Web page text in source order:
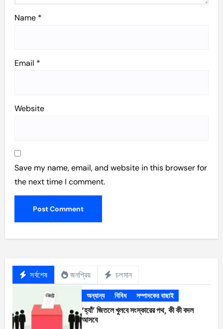
Name *
Email *
Website
Save my name, email, and website in this browser for
the next time I comment.
সর্বশেষ জনপ্রিয় চলমান
অন্যান্য বিবিধ সম্পাদকের বাছাই
‘হ্যাঁ’ জিতলে খুলবে সংস্কারের পথ, কী কী বদল
আসবে